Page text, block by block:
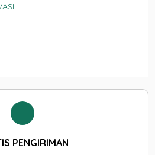
PENGIRIMAN